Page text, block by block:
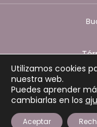
Utilizamos cookies
nuestra web.
Puedes aprender
cambiarlas en los
Aceptar